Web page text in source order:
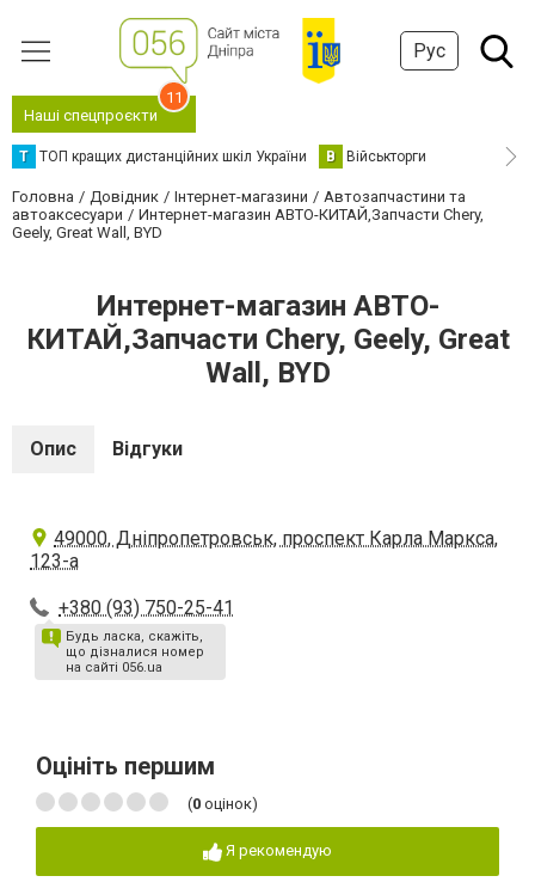
Рус
Наші спецпроєкти
11
Т ТОП кращих дистанційних шкіл України В Військторги
Головна Довідник Інтернет-магазини
Автозапчастини та
автоаксесуари
Интернет-магазин АВТО-КИТАЙ,Запчасти Chery,
Geely, Great Wall, BYD
Интернет-магазин АВТО-
КИТАЙ,Запчасти Chery, Geely, Great
Wall, BYD
Опис Відгуки
49000, Дніпропетровськ, проспект Карла Маркса,
123-а
+380 (93) 750-25-41
Будь ласка, скажіть,
що дізналися номер
на сайті 056.ua
Оцініть першим
(0 оцінок)
Я рекомендую